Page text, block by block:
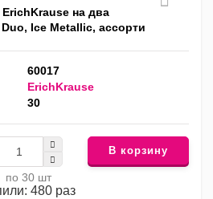
на два
Ice Metallic, ассорти
60017
ErichKrause
30
по 30 шт
480 раз
В корзину